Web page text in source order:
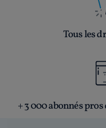
Tous les
+ 3 000 abonnés